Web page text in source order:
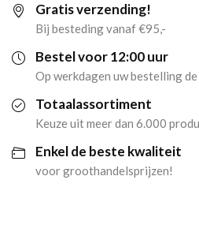
(24x
50cl)
aantal
Gratis verzending!
Bij besteding vanaf €95,-
Bestel voor 12:00 uur
Op werkdagen uw bestelling
Totaalassortiment
Keuze uit meer dan 6.000
Enkel de beste kwaliteit
voor groothandelsprijzen!